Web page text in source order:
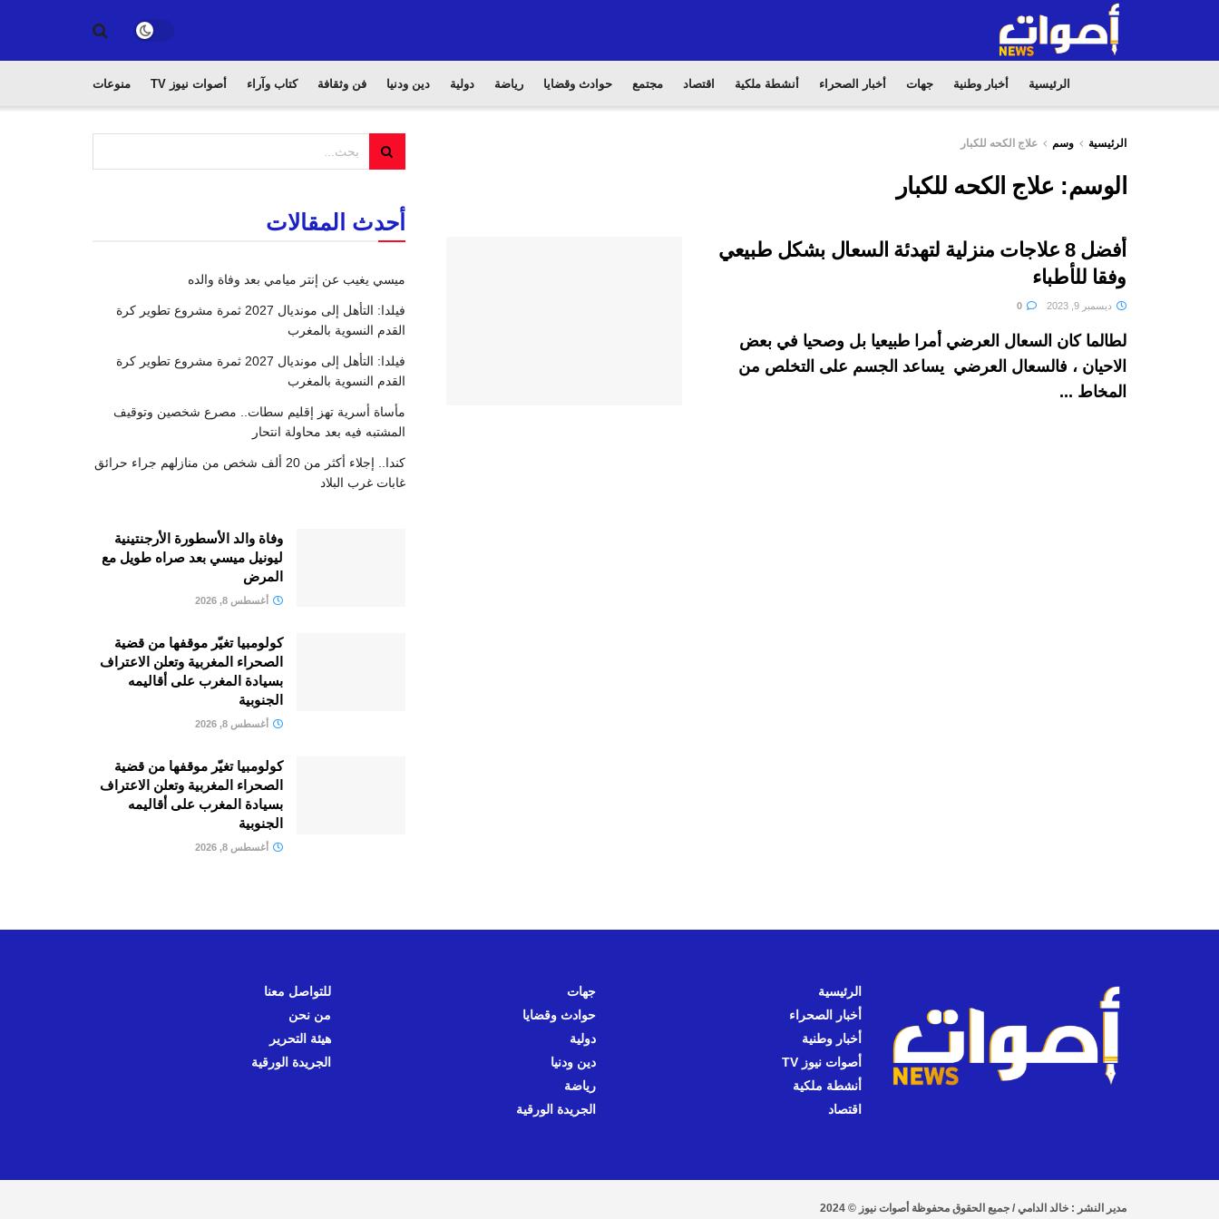
الرئيسية أخبار وطنية جهات أخبار الصحراء أنشطة ملكية اقتصاد مجتمع حوادث وقضايا رياضة دولية دين ودنيا فن وثقافة كتاب وآراء أصوات نيوز TV منوعات
الرئيسية وسم علاج الكحه للكبار
الوسم: علاج الكحه للكبار
أفضل 8 علاجات منزلية لتهدئة السعال بشكل طبيعي
وفقا للأطباء
ديسمبر 9, 2023
لطالما كان السعال العرضي أمرا طبيعيا بل وصحيا في بعض
الاحيان ، فالسعال العرضي يساعد الجسم على التخلص من
المخاط ...
أحدث المقالات
ميسي يغيب عن إنتر ميامي بعد وفاة والده
فيلدا: التأهل إلى مونديال 2027 ثمرة مشروع تطوير كرة
القدم النسوية بالمغرب
فيلدا: التأهل إلى مونديال 2027 ثمرة مشروع تطوير كرة
القدم النسوية بالمغرب
مأساة أسرية تهز إقليم سطات.. مصرع شخصين وتوقيف
المشتبه فيه بعد محاولة انتحار
كندا.. إجلاء أكثر من 20 ألف شخص من منازلهم جراء حرائق
غابات غرب البلاد
وفاة والد الأسطورة الأرجنتينية
ليونيل ميسي بعد صراه طويل مع
المرض
أغسطس 8, 2026
كولومبيا تغيّر موقفها من قضية
الصحراء المغربية وتعلن الاعتراف
بسيادة المغرب على أقاليمه
الجنوبية
أغسطس 8, 2026
كولومبيا تغيّر موقفها من قضية
الصحراء المغربية وتعلن الاعتراف
بسيادة المغرب على أقاليمه
الجنوبية
أغسطس 8, 2026
الرئيسية
أخبار الصحراء
أخبار وطنية
أصوات نيوز TV
أنشطة ملكية
اقتصاد
جهات
حوادث وقضايا
دولية
دين ودنيا
رياضة
الجريدة الورقية
للتواصل معنا
من نحن
هيئة التحرير
الجريدة الورقية
مدير النشر : خالد الدامي / جميع الحقوق محفوظة أصوات نيوز © 2024